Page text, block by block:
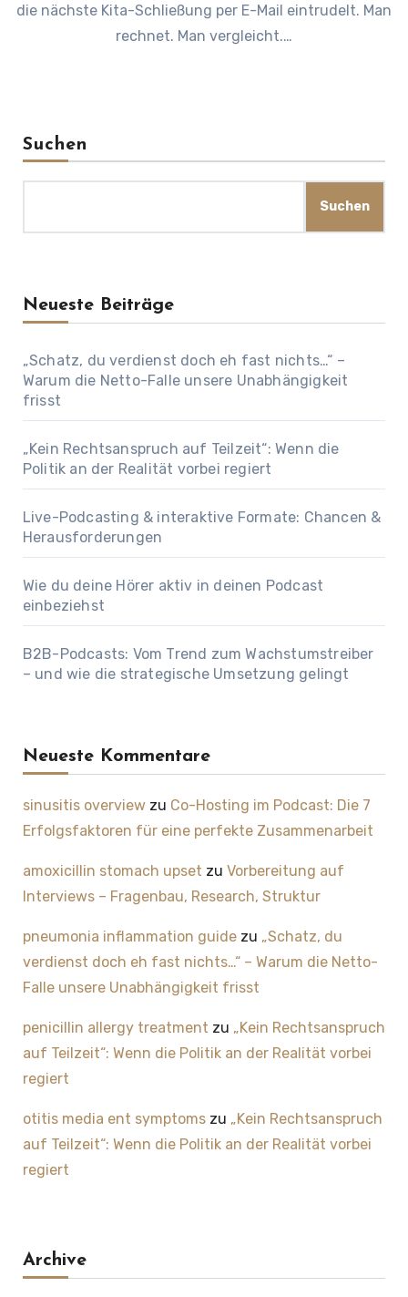
die nächste Kita-Schließung per E-Mail eintrudelt. Man
rechnet. Man vergleicht.…
Suchen
Suchen
Neueste Beiträge
„Schatz, du verdienst doch eh fast nichts…“ –
Warum die Netto-Falle unsere Unabhängigkeit
frisst
„Kein Rechtsanspruch auf Teilzeit“: Wenn die
Politik an der Realität vorbei regiert
Live-Podcasting & interaktive Formate: Chancen &
Herausforderungen
Wie du deine Hörer aktiv in deinen Podcast
einbeziehst
B2B-Podcasts: Vom Trend zum Wachstumstreiber
– und wie die strategische Umsetzung gelingt
Neueste Kommentare
sinusitis overviewzu Co-Hosting im Podcast: Die 7
Erfolgsfaktoren für eine perfekte Zusammenarbeit
amoxicillin stomach upset zu Vorbereitung auf
Interviews – Fragenbau, Research, Struktur
pneumonia inflammation guidezu „Schatz, du
verdienst doch eh fast nichts…“ – Warum die Netto-
Falle unsere Unabhängigkeit frisst
penicillin allergy treatment zu „Kein Rechtsanspruch
auf Teilzeit“: Wenn die Politik an der Realität vorbei
regiert
otitis media ent symptomszu „Kein Rechtsanspruch
auf Teilzeit“: Wenn die Politik an der Realität vorbei
regiert
Archive